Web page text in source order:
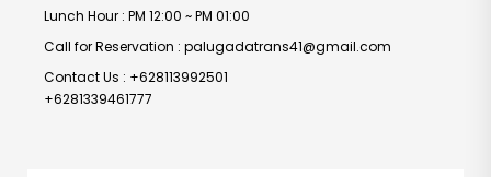
Lunch Hour : PM 12:00 ~ PM 01:00
Call for Reservation : palugadatrans41@gmail.com
Contact Us : +628113992501
+6281339461777